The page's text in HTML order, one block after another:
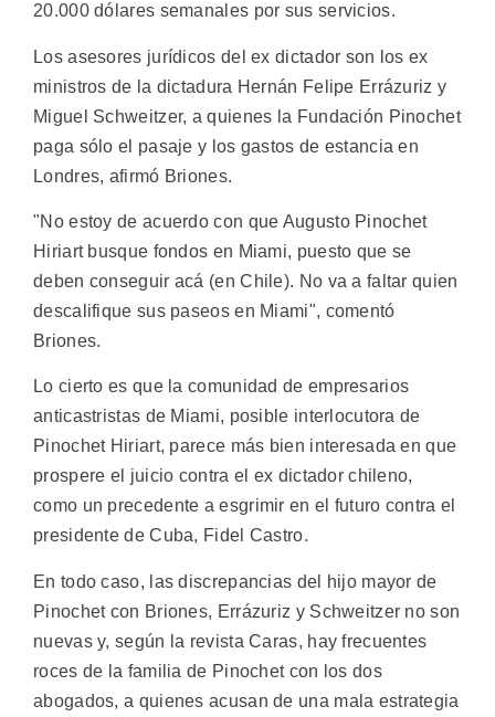
20.000 dólares semanales por sus servicios.
Los asesores jurídicos del ex dictador son los ex
ministros de la dictadura Hernán Felipe Errázuriz y
Miguel Schweitzer, a quienes la Fundación Pinochet
paga sólo el pasaje y los gastos de estancia en
Londres, afirmó Briones.
"No estoy de acuerdo con que Augusto Pinochet
Hiriart busque fondos en Miami, puesto que se
deben conseguir acá (en Chile). No va a faltar quien
descalifique sus paseos en Miami", comentó
Briones.
Lo cierto es que la comunidad de empresarios
anticastristas de Miami, posible interlocutora de
Pinochet Hiriart, parece más bien interesada en que
prospere el juicio contra el ex dictador chileno,
como un precedente a esgrimir en el futuro contra el
presidente de Cuba, Fidel Castro.
En todo caso, las discrepancias del hijo mayor de
Pinochet con Briones, Errázuriz y Schweitzer no son
nuevas y, según la revista Caras, hay frecuentes
roces de la familia de Pinochet con los dos
abogados, a quienes acusan de una mala estrategia